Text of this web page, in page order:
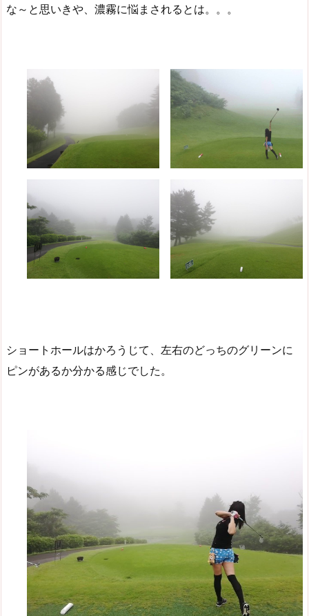
な～と思いきや、濃霧に悩まされるとは。。。
ショートホールはかろうじて、左右のどっちのグリーンに
ピンがあるか分かる感じでした。